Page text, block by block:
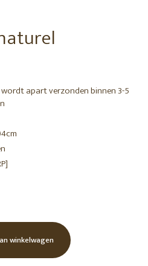
apart verzonden binnen 3-5
winkelwagen